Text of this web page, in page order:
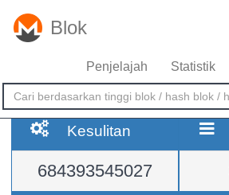
Blok
Penjelajah Statistik
Kesulitan
684393545027